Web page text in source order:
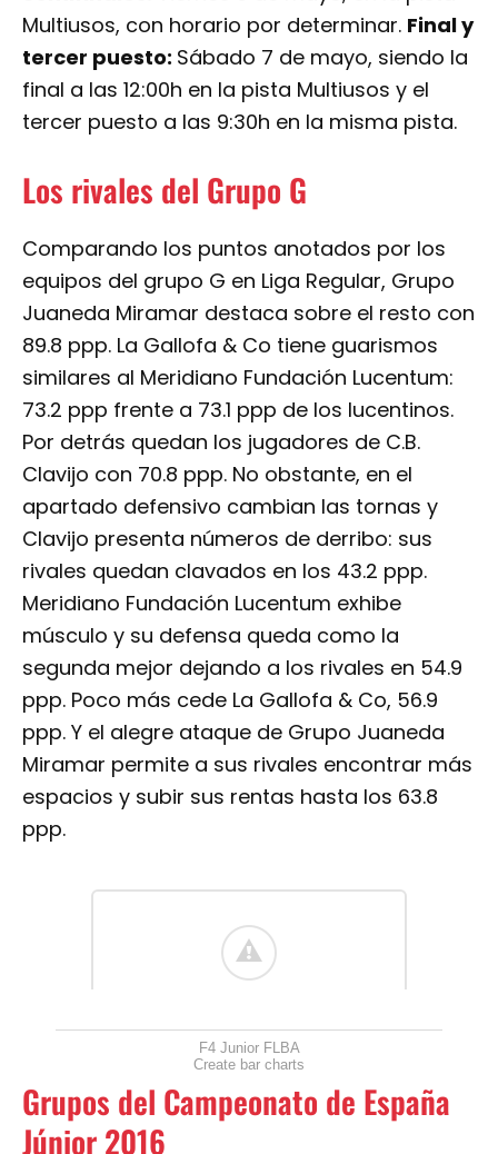
Multiusos, con horario por determinar. Final y
tercer puesto: Sábado 7 de mayo, siendo la
final a las 12:00h en la pista Multiusos y el
tercer puesto a las 9:30h en la misma pista.
Los rivales del Grupo G
Comparando los puntos anotados por los
equipos del grupo G en Liga Regular, Grupo
Juaneda Miramar destaca sobre el resto con
89.8 ppp. La Gallofa & Co tiene guarismos
similares al Meridiano Fundación Lucentum:
73.2 ppp frente a 73.1 ppp de los lucentinos.
Por detrás quedan los jugadores de C.B.
Clavijo con 70.8 ppp. No obstante, en el
apartado defensivo cambian las tornas y
Clavijo presenta números de derribo: sus
rivales quedan clavados en los 43.2 ppp.
Meridiano Fundación Lucentum exhibe
músculo y su defensa queda como la
segunda mejor dejando a los rivales en 54.9
ppp. Poco más cede La Gallofa & Co, 56.9
ppp. Y el alegre ataque de Grupo Juaneda
Miramar permite a sus rivales encontrar más
espacios y subir sus rentas hasta los 63.8
ppp.
F4 Junior FLBA
Create bar charts
Grupos del Campeonato de España
Júnior 2016